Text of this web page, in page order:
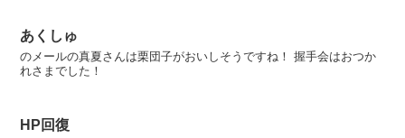
あくしゅ
のメールの真夏さんは栗団子がおいしそうですね！ 握手会はおつか
れさまでした！
HP回復